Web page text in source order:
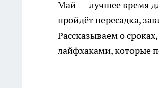
Май — лучшее время
пройдёт пересадка,
Рассказываем о
лайфхаками, которые